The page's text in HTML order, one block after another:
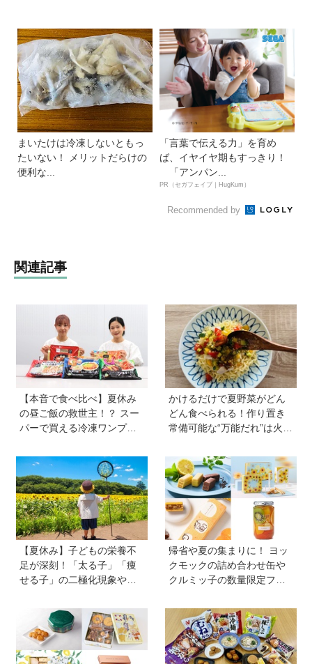
まいたけは冷凍しないともっ
たいない！ メリットだらけの
便利な...
「言葉で伝える力」を育め
ば、イヤイヤ期もすっきり！
「アンパン...
PR（セガフェイブ｜HugKum）
Recommended by
関連記事
【本音で食べ比べ】夏休み
の昼ご飯の救世主！？ スー
パーで買える冷凍ワンプレ
食！
かけるだけで夏野菜がどん
どん食べられる！作り置き
常備可能な“万能だれ”は火を
修】
【夏休み】子どもの栄養不
足が深刻！「太る子」「痩
せる子」の二極化現象や、
決のカギは1日3回のたんぱ
く質と、発酵食品＆乾物の
活用《専門家監修》
帰省や夏の集まりに！ ヨッ
クモックの詰め合わせ缶や
クルミッ子の数量限定フレ
る「夏の手土産」８選